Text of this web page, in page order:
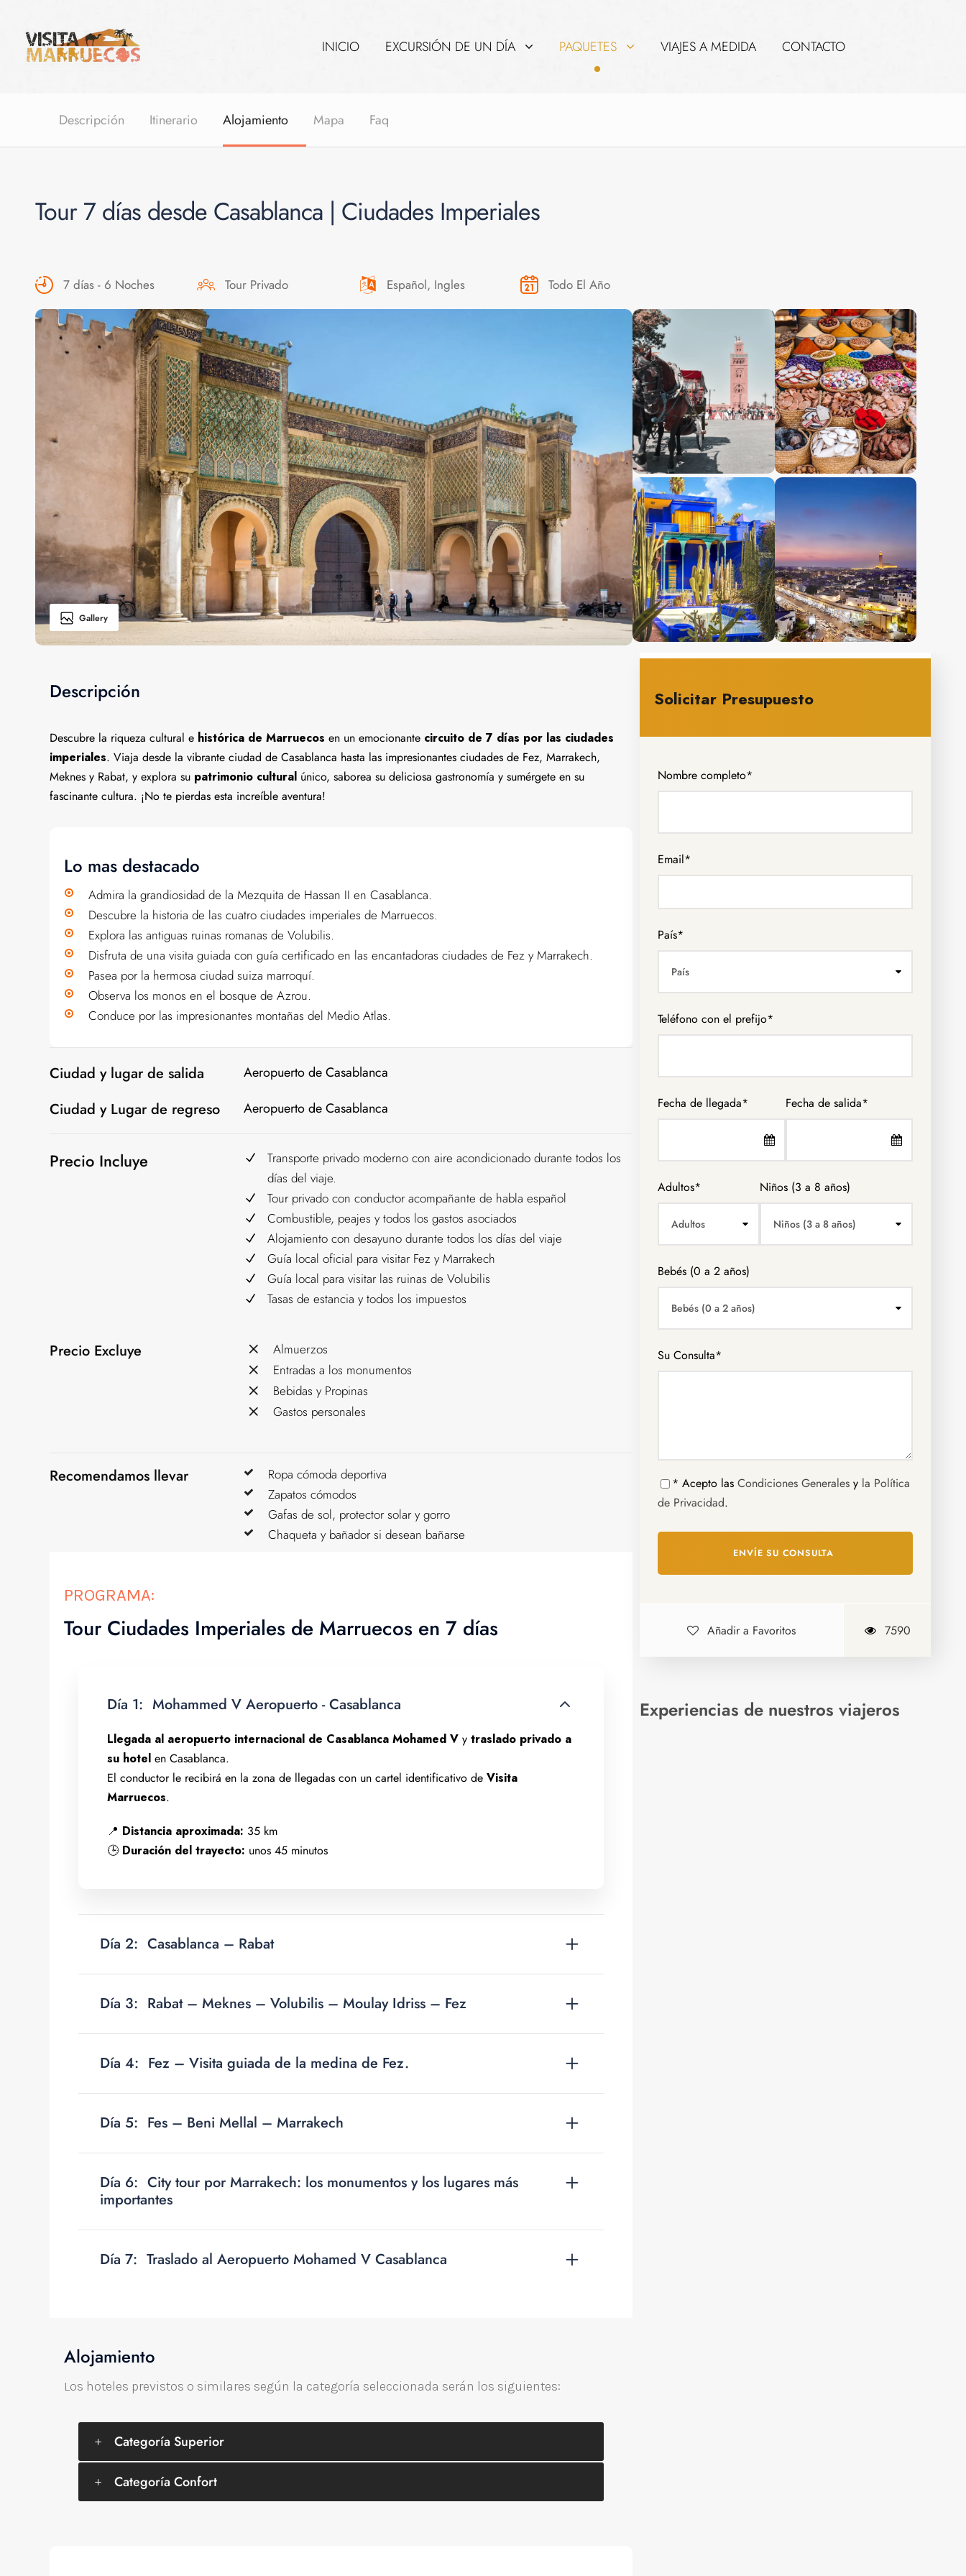
INICIO EXCURSIÓN DE UN DÍA PAQUETES VIAJES A MEDIDA CONTACTO
Descripción Itinerario Alojamiento Mapa Faq
Tour 7 días desde Casablanca | Ciudades Imperiales
7 días - 6 Noches Tour Privado Español, Ingles Todo El Año
Gallery
Descripción
Descubre la riqueza cultural e histórica de Marruecos en un emocionante circuito de 7 días por las ciudades
imperiales. Viaja desde la vibrante ciudad de Casablanca hasta las impresionantes ciudades de Fez, Marrakech,
Meknes y Rabat, y explora su patrimonio culturalúnico, saborea su deliciosa gastronomía y sumérgete en su
fascinante cultura. ¡No te pierdas esta increíble aventura!
Lo mas destacado
Admira la grandiosidad de la Mezquita de Hassan II en Casablanca.
Descubre la historia de las cuatro ciudades imperiales de Marruecos.
Explora las antiguas ruinas romanas de Volubilis.
Disfruta de una visita guiada con guía certificado en las encantadoras ciudades de Fez y Marrakech.
Pasea por la hermosa ciudad suiza marroquí.
Observa los monos en el bosque de Azrou.
Conduce por las impresionantes montañas del Medio Atlas.
Ciudad y lugar de salida Aeropuerto de Casablanca
Ciudad y Lugar de regreso Aeropuerto de Casablanca
Precio Incluye
Transporte privado moderno con aire acondicionado durante todos los
días del viaje.
Tour privado con conductor acompañante de habla español
Combustible, peajes y todos los gastos asociados
Alojamiento con desayuno durante todos los días del viaje
Guía local oficial para visitar Fez y Marrakech
Guía local para visitar las ruinas de Volubilis
Tasas de estancia y todos los impuestos
Precio Excluye
Almuerzos
Entradas a los monumentos
Bebidas y Propinas
Gastos personales
Recomendamos llevar
Ropa cómoda deportiva
Zapatos cómodos
Gafas de sol, protector solar y gorro
Chaqueta y bañador si desean bañarse
PROGRAMA:
Tour Ciudades Imperiales de Marruecos en 7 días
Día 1: Mohammed V Aeropuerto - Casablanca
Llegada al aeropuerto internacional de Casablanca Mohamed Vy traslado privado a
su hotelen Casablanca.
El conductor le recibirá en la zona de llegadas con un cartel identificativo de Visita
Marruecos.
📍 Distancia aproximada: 35 km
🕒 Duración del trayecto: unos 45 minutos
Día 2: Casablanca – Rabat
Día 3: Rabat – Meknes – Volubilis – Moulay Idriss – Fez
Día 4: Fez – Visita guiada de la medina de Fez.
Día 5: Fes – Beni Mellal – Marrakech
Día 6: City tour por Marrakech: los monumentos y los lugares más
importantes
Día 7: Traslado al Aeropuerto Mohamed V Casablanca
Alojamiento
Los hoteles previstos o similares según la categoría seleccionada serán los siguientes:
Categoría Superior
Categoría Confort
Solicitar Presupuesto
Nombre completo*
Email*
País*
Teléfono con el prefijo*
Fecha de llegada* Fecha de salida*
Adultos* Niños (3 a 8 años)
Bebés (0 a 2 años)
Su Consulta*
* Acepto las Condiciones Generalesy la Política
de Privacidad.
Añadir a Favoritos 7590
Experiencias de nuestros viajeros